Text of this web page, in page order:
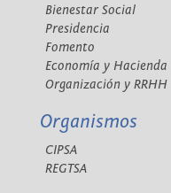
Bienestar Social
Presidencia
Fomento
Economía y Hacienda
Organización y RRHH
Organismos
CIPSA
REGTSA